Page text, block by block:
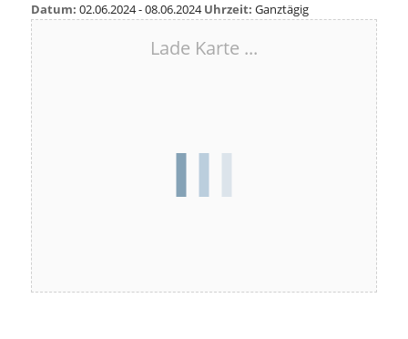
Datum: 02.06.2024 - 08.06.2024Uhrzeit: Ganztägig
Lade Karte ...